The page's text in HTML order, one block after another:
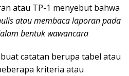
atau TP-1 menyebut bahwa
atau membaca laporan pada
bentuk wawancara
catatan berupa tabel atau
kriteria atau